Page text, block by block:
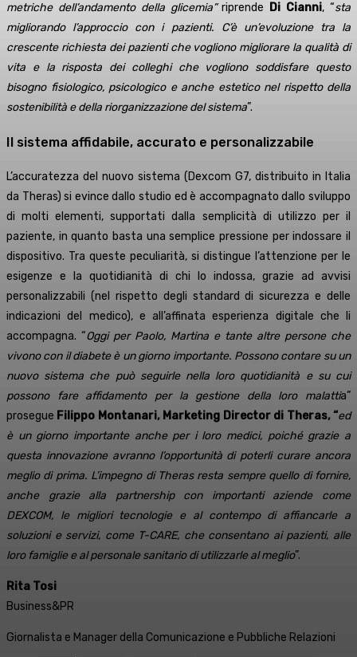
metriche dell’andamento della glicemia”riprende Di Cianni, “sta
migliorando l’approccio con i pazienti. C’è un’evoluzione tra la
crescente richiesta dei pazienti che vogliono migliorare la qualità di
vita e la risposta dei colleghi che vogliono soddisfare questo
bisogno fisiologico, psicologico e anche estetico nel rispetto della
sostenibilità e della riorganizzazione del sistema”.
Il sistema affidabile, accurato e personalizzabile
L’accuratezza del nuovo sistema (Dexcom G7, distribuito in Italia
da Theras) si evince dallo studio ed è accompagnato dallo sviluppo
di molti elementi, supportati dalla semplicità di utilizzo per il
paziente, in quanto basta una semplice pressione per indossare il
dispositivo. Tra queste peculiarità, si distingue l’attenzione per le
esigenze e la quotidianità di chi lo indossa, grazie ad avvisi
personalizzabili (nel rispetto degli standard di sicurezza e delle
indicazioni del medico), e all’affinata esperienza digitale che li
accompagna. “Oggi per Paolo, Martina e tante altre persone che
vivono con il diabete è un giorno importante. Possono contare su un
nuovo sistema che può seguirle nella loro quotidianità e su cui
possono fare affidamento per la gestione della loro malattia”
prosegue Filippo Montanari, Marketing Director di Theras, “ed
è un giorno importante anche per i loro medici, poiché grazie a
questa innovazione avranno l’opportunità di poterli curare ancora
meglio di prima. L’impegno di Theras resta sempre quello di fornire,
anche grazie alla partnership con importanti aziende come
DEXCOM, le migliori tecnologie e al contempo di affiancarle a
soluzioni e servizi, come T-CARE, che consentano ai pazienti, alle
loro famiglie e al personale sanitario di utilizzarle al meglio”.
Rita Tosi
Business&PR
Giornalista e Manager della Comunicazione e Pubbliche Relazioni